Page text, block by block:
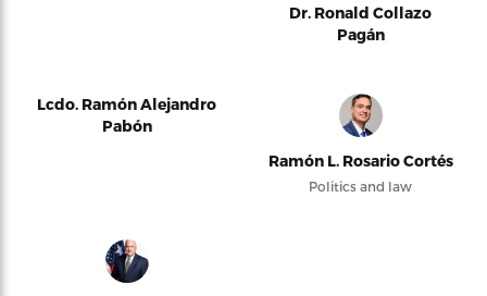
Dr. Ronald Collazo
Pagán
Lcdo. Ramón Alejandro
Pabón
Ramón L. Rosario Cortés
Politics and law